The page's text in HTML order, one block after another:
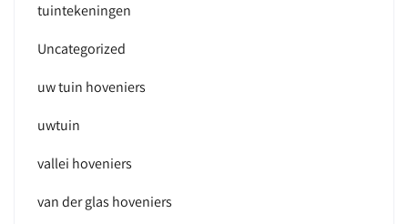
tuintekeningen
Uncategorized
uw tuin hoveniers
uwtuin
vallei hoveniers
van der glas hoveniers